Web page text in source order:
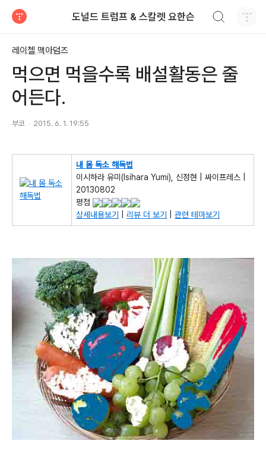
도널드 트럼프 & 스칼렛 요한슨
레이첼 맥아덤즈
먹으면 먹을수록 배설활동은 줄
어든다.
부코 2015. 6. 1. 19:55
내 몸 독소 해독법
이시하라 유미(Isihara Yumi), 신정현 | 싸이프레스 |
20130802
평점
상세내용보기
리뷰 더 보기 관련 테마보기